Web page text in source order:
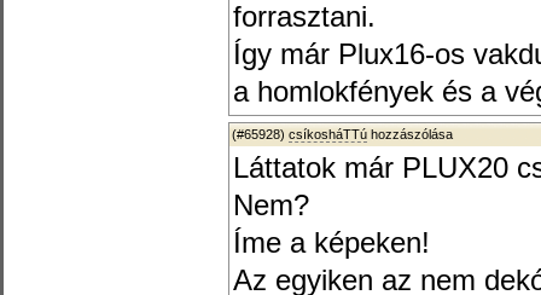
forrasztani.
Így már Plux16-os
a homlokfények és a
(#65928) csíkosháTTú hozzászólása
Láttatok már PLUX20
Nem?
Íme a képeken!
Az egyiken az nem